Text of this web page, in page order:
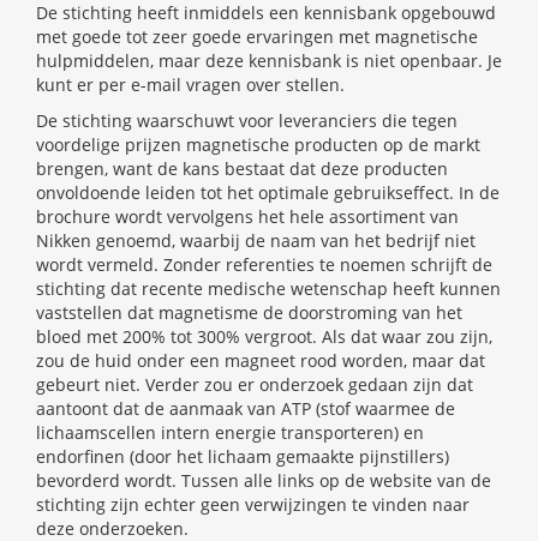
De stichting heeft inmiddels een kennisbank opgebouwd
met goede tot zeer goede ervaringen met magnetische
hulpmiddelen, maar deze kennisbank is niet openbaar. Je
kunt er per e-mail vragen over stellen.
De stichting waarschuwt voor leveranciers die tegen
voordelige prijzen magnetische producten op de markt
brengen, want de kans bestaat dat deze producten
onvoldoende leiden tot het optimale gebruikseffect. In de
brochure wordt vervolgens het hele assortiment van
Nikken genoemd, waarbij de naam van het bedrijf niet
wordt vermeld. Zonder referenties te noemen schrijft de
stichting dat recente medische wetenschap heeft kunnen
vaststellen dat magnetisme de doorstroming van het
bloed met 200% tot 300% vergroot. Als dat waar zou zijn,
zou de huid onder een magneet rood worden, maar dat
gebeurt niet. Verder zou er onderzoek gedaan zijn dat
aantoont dat de aanmaak van ATP (stof waarmee de
lichaamscellen intern energie transporteren) en
endorfinen (door het lichaam gemaakte pijnstillers)
bevorderd wordt. Tussen alle links op de website van de
stichting zijn echter geen verwijzingen te vinden naar
deze onderzoeken.